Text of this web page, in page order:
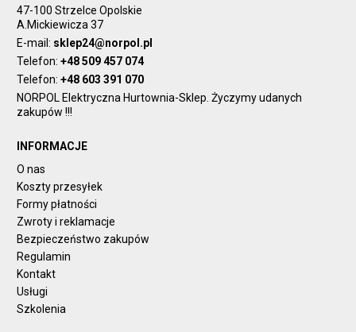
47-100 Strzelce Opolskie
A.Mickiewicza 37
E-mail: sklep24@norpol.pl
Telefon:+48 509 457 074
Telefon:+48 603 391 070
NORPOL Elektryczna Hurtownia-Sklep. Życzymy udanych
zakupów !!!
INFORMACJE
O nas
Koszty przesyłek
Formy płatności
Zwroty i reklamacje
Bezpieczeństwo zakupów
Regulamin
Kontakt
Usługi
Szkolenia